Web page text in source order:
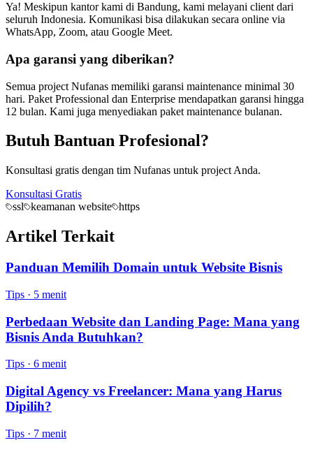
Ya! Meskipun kantor kami di Bandung, kami melayani client dari
seluruh Indonesia. Komunikasi bisa dilakukan secara online via
WhatsApp, Zoom, atau Google Meet.
Apa garansi yang diberikan?
Semua project Nufanas memiliki garansi maintenance minimal 30
hari. Paket Professional dan Enterprise mendapatkan garansi hingga
12 bulan. Kami juga menyediakan paket maintenance bulanan.
Butuh Bantuan Profesional?
Konsultasi gratis dengan tim Nufanas untuk project Anda.
Konsultasi Gratis
ssl
keamanan website https
Artikel Terkait
Panduan Memilih Domain untuk Website Bisnis
Tips · 5 menit
Perbedaan Website dan Landing Page: Mana yang
Bisnis Anda Butuhkan?
Tips · 6 menit
Digital Agency vs Freelancer: Mana yang Harus
Dipilih?
Tips · 7 menit